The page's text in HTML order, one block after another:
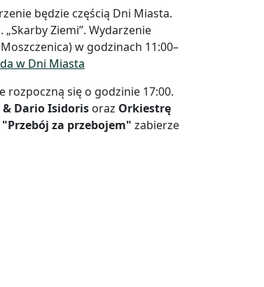
będzie częścią Dni Miasta.
Ziemi”. Wydarzenie
w godzinach 11:00–
w Dni Miasta
rozpoczną się o godzinie 17:00.
& Dario Isidoris oraz Orkiestrę
"Przebój za przebojem" zabierze